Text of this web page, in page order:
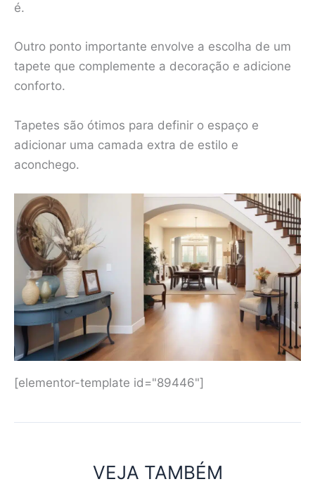
é.
Outro ponto importante envolve a escolha de um
tapete que complemente a decoração e adicione
conforto.
Tapetes são ótimos para definir o espaço e
adicionar uma camada extra de estilo e
aconchego.
[elementor-template id="89446"]
VEJA TAMBÉM